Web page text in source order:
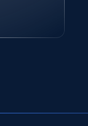
new
Video url,
videos by